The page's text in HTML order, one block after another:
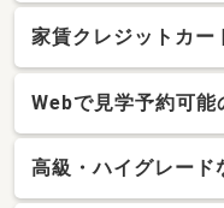
家賃クレジットカー
Webで見学予約可能
高級・ハイグレード